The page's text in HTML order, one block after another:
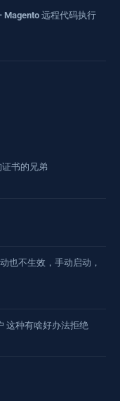
远程代码执行
书的兄弟
也不生效，手动启动，
这种有啥好办法拒绝